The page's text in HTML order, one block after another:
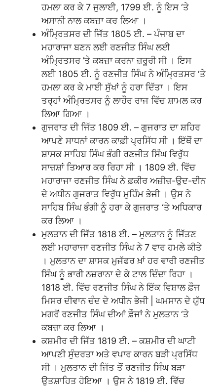
ਹਮਲਾ ਕਰ ਕੇ 7 ਜੁਲਾਈ, 1799 ਈ. ਨੂੰ ਇਸ ‘ਤੇ
ਅਸਾਨੀ ਨਾਲ ਕਬਜ਼ਾ ਕਰ ਲਿਆ ।
ਅੰਮ੍ਰਿਤਸਰ ਦੀ ਜਿੱਤ 1805 ਈ. – ਪੰਜਾਬ ਦਾ
ਮਹਾਰਾਜਾ ਬਣਨ ਲਈ ਰਣਜੀਤ ਸਿੰਘ ਲਈ
ਅੰਮ੍ਰਿਤਸਰ ’ਤੇ ਕਬਜ਼ਾ ਕਰਨਾ ਜ਼ਰੂਰੀ ਸੀ । ਇਸ
ਲਈ 1805 ਈ. ਨੂੰ ਰਣਜੀਤ ਸਿੰਘ ਨੇ ਅੰਮ੍ਰਿਤਸਰ ‘ਤੇ
ਹਮਲਾ ਕਰ ਕੇ ਮਾਈ ਸੁੱਖਾਂ ਨੂੰ ਹਰਾ ਦਿੱਤਾ । ਇਸ
ਤਰ੍ਹਾਂ ਅੰਮ੍ਰਿਤਸਰ ਨੂੰ ਲਾਹੌਰ ਰਾਜ ਵਿੱਚ ਸ਼ਾਮਲ ਕਰ
ਲਿਆ ਗਿਆ ।
ਗੁਜਰਾਤ ਦੀ ਜਿੱਤ 1809 ਈ. – ਗੁਜਰਾਤ ਦਾ ਸ਼ਹਿਰ
ਆਪਣੇ ਸਾਧਨਾਂ ਕਾਰਨ ਕਾਫ਼ੀ ਪ੍ਰਸਿੱਧ ਸੀ । ਇੱਥੋਂ ਦਾ
ਸ਼ਾਸਕ ਸਾਹਿਬ ਸਿੰਘ ਭੰਗੀ ਰਣਜੀਤ ਸਿੰਘ ਵਿਰੁੱਧ
ਸਾਜ਼ਸ਼ਾਂ ਤਿਆਰ ਕਰ ਰਿਹਾ ਸੀ । 1809 ਈ. ਵਿੱਚ
ਮਹਾਰਾਜਾ ਰਣਜੀਤ ਸਿੰਘ ਨੇ ਫ਼ਕੀਰ ਅਜ਼ੀਜ਼-ਉਦ-ਦੀਨ
ਦੇ ਅਧੀਨ ਗੁਜਰਾਤ ਵਿਰੁੱਧ ਮੁਹਿੰਮ ਭੇਜੀ । ਉਸ ਨੇ
ਸਾਹਿਬ ਸਿੰਘ ਭੰਗੀ ਨੂੰ ਹਰਾ ਕੇ ਗੁਜਰਾਤ ‘ਤੇ ਅਧਿਕਾਰ
ਕਰ ਲਿਆ ।
ਮੁਲਤਾਨ ਦੀ ਜਿੱਤ 1818 ਈ. – ਮੁਲਤਾਨ ਨੂੰ ਜਿੱਤਣ
ਲਈ ਮਹਾਰਾਜਾ ਰਣਜੀਤ ਸਿੰਘ ਨੇ 7 ਵਾਰ ਹਮਲੇ ਕੀਤੇ
। ਮੁਲਤਾਨ ਦਾ ਸ਼ਾਸਕ ਮੁਜੱਫਰ ਖ਼ਾਂ ਹਰ ਵਾਰੀ ਰਣਜੀਤ
ਸਿੰਘ ਨੂੰ ਭਾਰੀ ਨਜ਼ਰਾਨਾ ਦੇ ਕੇ ਟਾਲ ਦਿੰਦਾ ਰਿਹਾ ।
1818 ਈ. ਵਿੱਚ ਰਣਜੀਤ ਸਿੰਘ ਨੇ ਇੱਕ ਵਿਸ਼ਾਲ ਫ਼ੌਜ
ਮਿਸਰ ਦੀਵਾਨ ਚੰਦ ਦੇ ਅਧੀਨ ਭੇਜੀ | ਘਮਸਾਨ ਦੇ ਯੁੱਧ
ਮਗਰੋਂ ਰਣਜੀਤ ਸਿੰਘ ਦੀਆਂ ਫ਼ੌਜਾਂ ਨੇ ਮੁਲਤਾਨ ‘ਤੇ
ਕਬਜ਼ਾ ਕਰ ਲਿਆ ।
ਕਸ਼ਮੀਰ ਦੀ ਜਿੱਤ 1819 ਈ. – ਕਸ਼ਮੀਰ ਦੀ ਘਾਟੀ
ਆਪਣੀ ਸੁੰਦਰਤਾ ਅਤੇ ਵਪਾਰ ਕਾਰਨ ਬੜੀ ਪ੍ਰਸਿੱਧ
ਸੀ । ਮੁਲਤਾਨ ਦੀ ਜਿੱਤ ਤੋਂ ਰਣਜੀਤ ਸਿੰਘ ਬੜਾ
ਉਤਸ਼ਾਹਿਤ ਹੋਇਆ । ਉਸ ਨੇ 1819 ਈ. ਵਿੱਚ